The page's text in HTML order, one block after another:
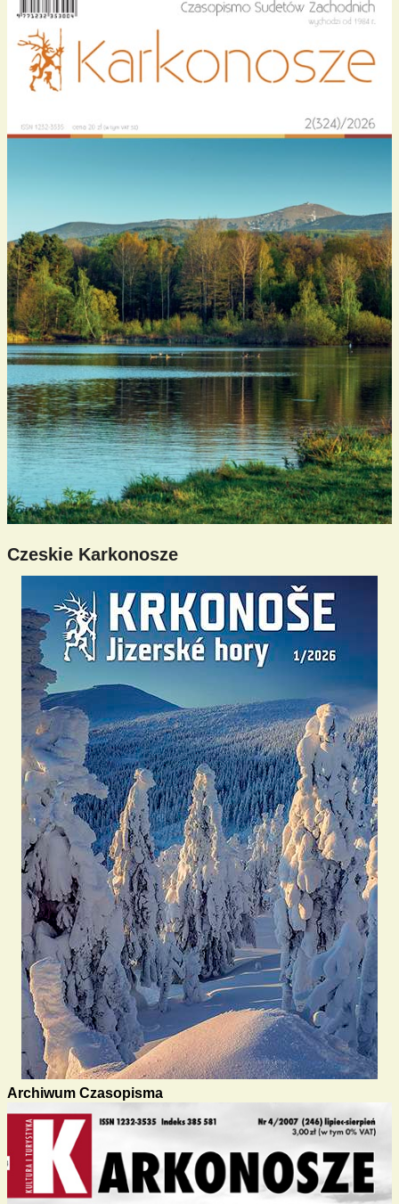
Czeskie Karkonosze
Archiwum Czasopisma